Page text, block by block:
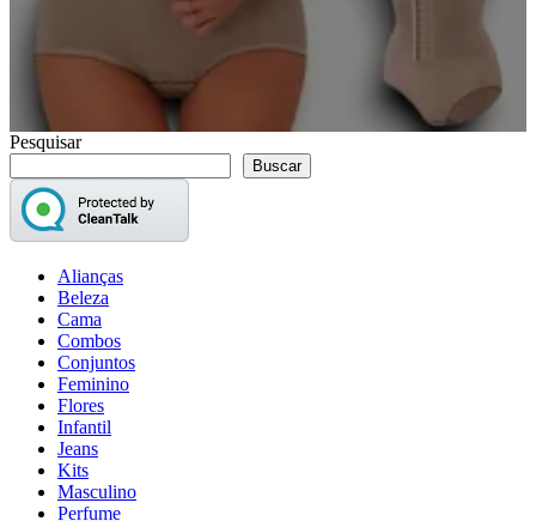
Pesquisar
Buscar
Alianças
Beleza
Cama
Combos
Conjuntos
Feminino
Flores
Infantil
Jeans
Kits
Masculino
Perfume